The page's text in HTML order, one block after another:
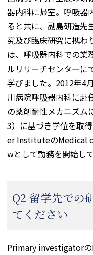
器内科に帰室。呼吸器
ると共に、副島研造先
究及び臨床研究に携わ
は、呼吸器内科での業
ルリサーチセンターに
学びました。2012年4
川病院呼吸器内科に赴
の薬剤耐性メカニズム
3）に基づき学位を取
er InstituteのMedical
wとして勤務を開始して
Q2 留学先での
てください
Primary investigator